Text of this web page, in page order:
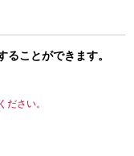
ことができます。
ださい。